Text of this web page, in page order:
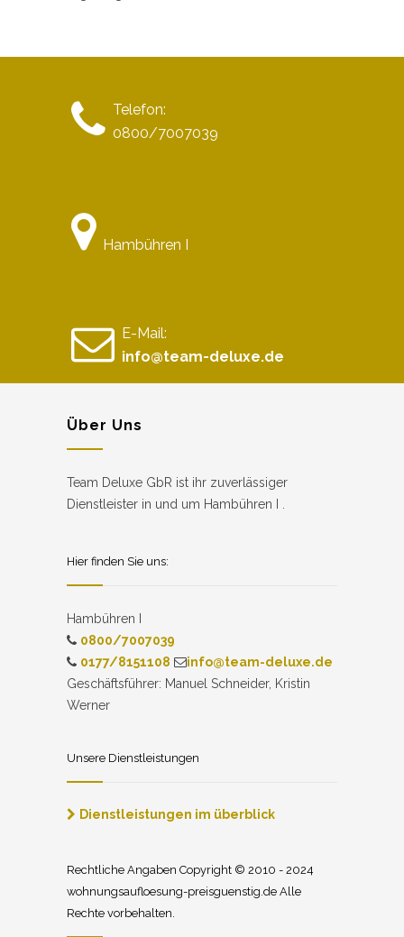
Telefon:
0800/7007039
Hambühren I
E-Mail:
info@team-deluxe.de
Über Uns
Team Deluxe GbR ist ihr zuverlässiger
Dienstleister in und um Hambühren I .
Hier finden Sie uns:
Hambühren I
0800/7007039
0177/8151108
info@team-deluxe.de
Geschäftsführer: Manuel Schneider, Kristin
Werner
Unsere Dienstleistungen
Dienstleistungen im überblick
Rechtliche Angaben Copyright © 2010 - 2024
wohnungsaufloesung-preisguenstig.de Alle
Rechte vorbehalten.